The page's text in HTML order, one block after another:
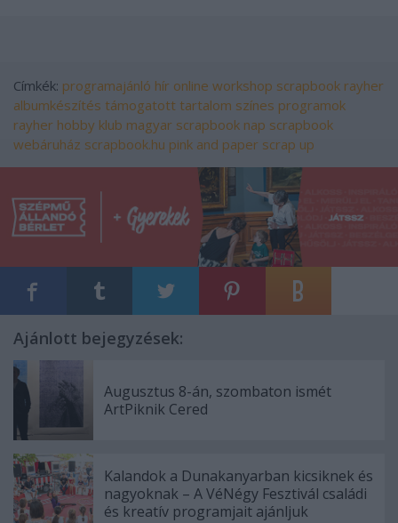
Címkék: programajánló hír online workshop scrapbook rayher
albumkészítés támogatott tartalom színes programok
rayher hobby klub magyar scrapbook nap scrapbook
webáruház scrapbook.hu pink and paper scrap up
Ajánlott bejegyzések:
Augusztus 8-án, szombaton ismét
ArtPiknik Cered
Kalandok a Dunakanyarban kicsiknek és
nagyoknak – A VéNégy Fesztivál családi
és kreatív programjait ajánljuk